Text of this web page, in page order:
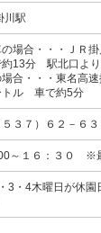
川駅
の場合・・・ＪＲ
約13分 駅北口より
合・・・東名高
トル 車で約5分
５３７）６２－６３
～１６：３０ ※
3・4木曜日が休園